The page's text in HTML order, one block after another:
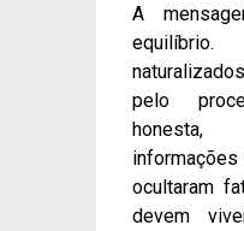
A
pelo
honesta,
ocultaram
devem